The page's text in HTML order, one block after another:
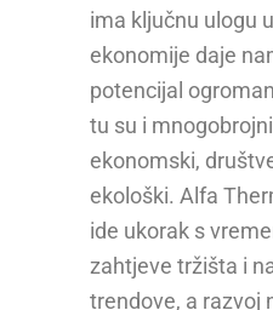
ima ključnu ulogu
ekonomije daje
potencijal
tu su i
ekonomski,
ekološki. Alfa
ide ukorak s
zahtjeve tržišta i
trendove, a razvoj